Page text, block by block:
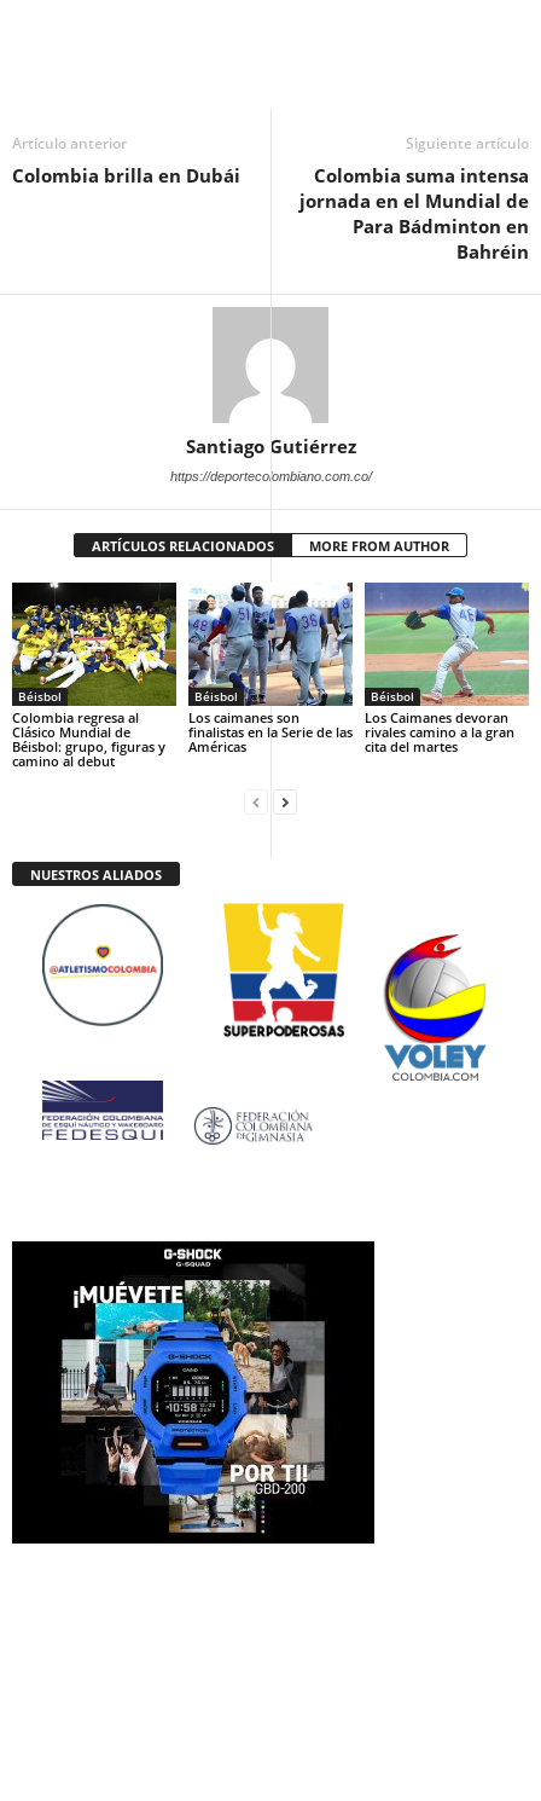
Artículo anterior
Colombia brilla en Dubái
Siguiente artículo
Colombia suma intensa
jornada en el Mundial de
Para Bádminton en
Bahréin
Santiago Gutiérrez
https://deportecolombiano.com.co/
ARTÍCULOS RELACIONADOS MORE FROM AUTHOR
Béisbol
Colombia regresa al
Clásico Mundial de
Béisbol: grupo, figuras y
camino al debut
Béisbol
Los caimanes son
finalistas en la Serie de las
Américas
Béisbol
Los Caimanes devoran
rivales camino a la gran
cita del martes
NUESTROS ALIADOS